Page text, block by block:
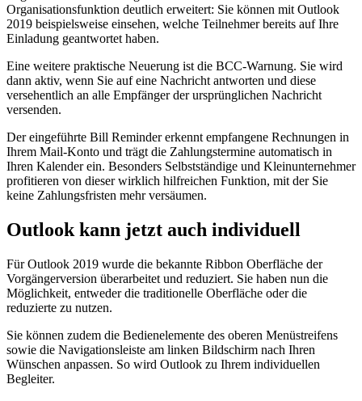
Organisationsfunktion deutlich erweitert: Sie können mit Outlook
2019 beispielsweise einsehen, welche Teilnehmer bereits auf Ihre
Einladung geantwortet haben.
Eine weitere praktische Neuerung ist die BCC-Warnung. Sie wird
dann aktiv, wenn Sie auf eine Nachricht antworten und diese
versehentlich an alle Empfänger der ursprünglichen Nachricht
versenden.
Der eingeführte Bill Reminder erkennt empfangene Rechnungen in
Ihrem Mail-Konto und trägt die Zahlungstermine automatisch in
Ihren Kalender ein. Besonders Selbstständige und Kleinunternehmer
profitieren von dieser wirklich hilfreichen Funktion, mit der Sie
keine Zahlungsfristen mehr versäumen.
Outlook kann jetzt auch individuell
Für Outlook 2019 wurde die bekannte Ribbon Oberfläche der
Vorgängerversion überarbeitet und reduziert. Sie haben nun die
Möglichkeit, entweder die traditionelle Oberfläche oder die
reduzierte zu nutzen.
Sie können zudem die Bedienelemente des oberen Menüstreifens
sowie die Navigationsleiste am linken Bildschirm nach Ihren
Wünschen anpassen. So wird Outlook zu Ihrem individuellen
Begleiter.